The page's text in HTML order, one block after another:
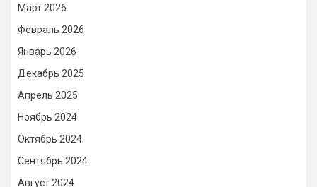
Март 2026
Февраль 2026
Январь 2026
Декабрь 2025
Апрель 2025
Ноябрь 2024
Октябрь 2024
Сентябрь 2024
Август 2024